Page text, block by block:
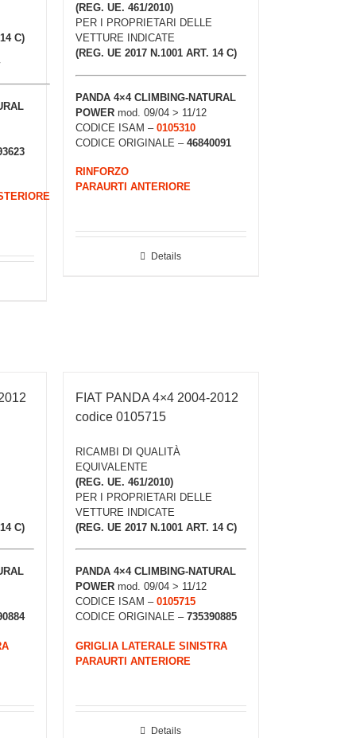
C)
(REG. UE. 461/2010)
PER I PROPRIETARI DELLE
VETTURE INDICATE
(REG. UE 2017 N.1001 ART. 14 C)
PANDA 4×4 CLIMBING-NATURAL
POWERmod. 09/04 > 11/12
CODICE ISAM – 0105310
CODICE ORIGINALE – 46840091
RINFORZO
PARAURTI ANTERIORE
Details
C)
FIAT PANDA 4×4 2004-2012
codice 0105715
RICAMBI DI QUALITÀ
EQUIVALENTE
(REG. UE. 461/2010)
PER I PROPRIETARI DELLE
VETTURE INDICATE
(REG. UE 2017 N.1001 ART. 14 C)
PANDA 4×4 CLIMBING-NATURAL
POWERmod. 09/04 > 11/12
CODICE ISAM – 0105715
CODICE ORIGINALE – 735390885
GRIGLIA LATERALE SINISTRA
PARAURTI ANTERIORE
Details